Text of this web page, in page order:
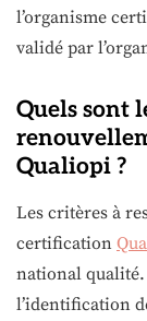
l’organisme
validé par
Quels sont
Qualiopi ?
Les critères à
certification
national
l’identification